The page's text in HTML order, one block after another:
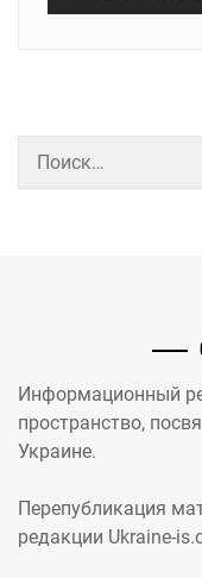
Информационный
пространство,
Украине.
Перепубликация
редакции Ukraine-